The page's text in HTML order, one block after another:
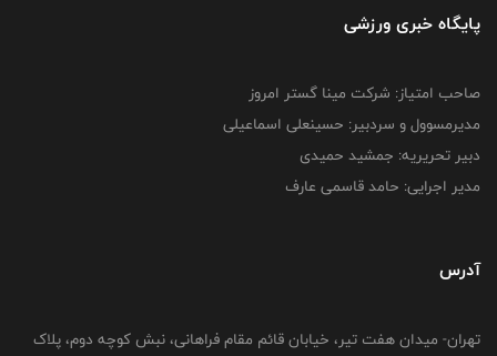
پایگاه خبری ورزشی
صاحب امتیاز: شرکت مینا گستر امروز
مدیرمسوول و سردبیر: حسینعلی اسماعیلی
دبیر تحریریه: جمشید حمیدی
مدیر اجرایی: حامد قاسمی عارف
آدرس
تهران- میدان هفت تیر، خیابان قائم مقام فراهانی، نبش کوچه دوم، پلاک